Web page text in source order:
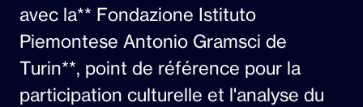
avec la** Fondazione Istituto
Piemontese Antonio Gramsci de
Turin**, point de référence pour la
participation culturelle et l'analyse du